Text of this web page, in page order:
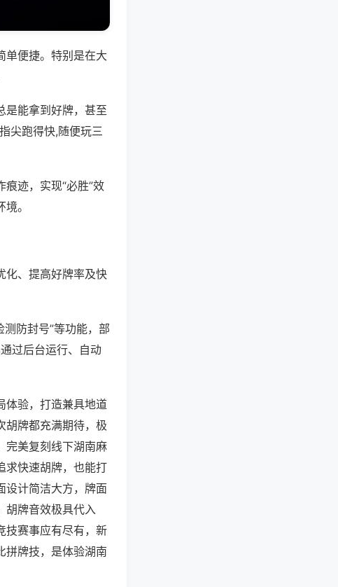
单便捷。特别是在大
是能拿到好牌，甚至
尖跑得快,随便玩三
迹，实现“必胜”效
。
化、提高好牌率及快
测防封号”等功能，部
过后台运行、自动
体验，打造兼具地道
胡牌都充满期待，极
完美复刻线下湖南麻
求快速胡牌，也能打
设计简洁大方，牌面
胡牌音效极具代入
技赛事应有尽有，新
拼牌技，是体验湖南